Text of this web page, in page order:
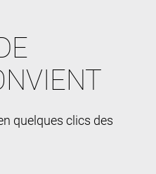
quelques clics des